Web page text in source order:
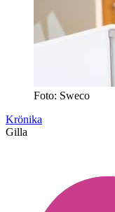
Foto: Sweco
Krönika
Gilla